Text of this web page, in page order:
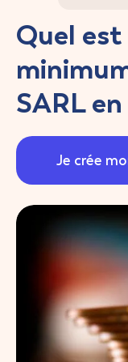
Quel
SARL
Je crée